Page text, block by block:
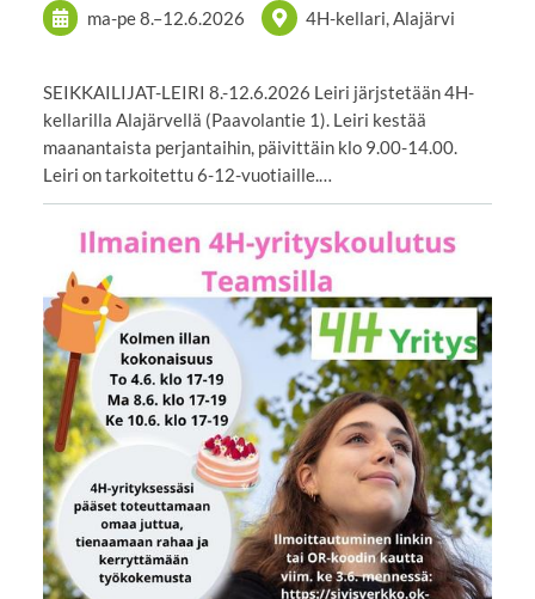
ma-pe8.–12.6.2026 4H-kellari, Alajärvi
SEIKKAILIJAT-LEIRI 8.-12.6.2026 Leiri järjstetään 4H-
kellarilla Alajärvellä (Paavolantie 1). Leiri kestää
maanantaista perjantaihin, päivittäin klo 9.00-14.00.
Leiri on tarkoitettu 6-12-vuotiaille.…